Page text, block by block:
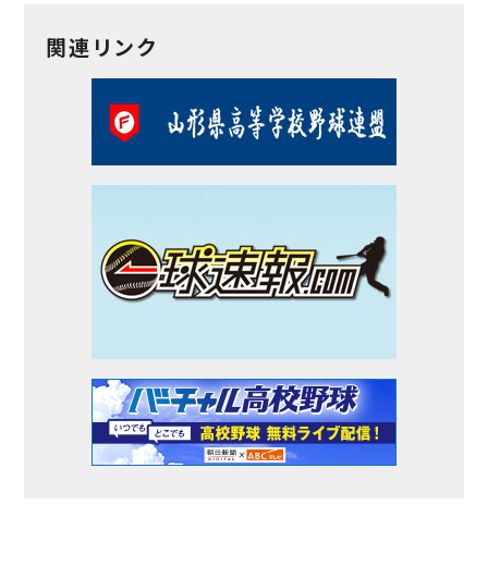
関連リンク